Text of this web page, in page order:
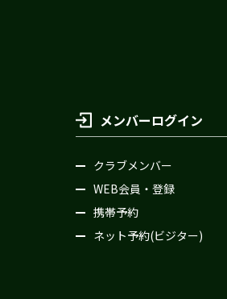
メンバーログイン
クラブメンバー
WEB会員・登録
携帯予約
ネット予約(ビジター)